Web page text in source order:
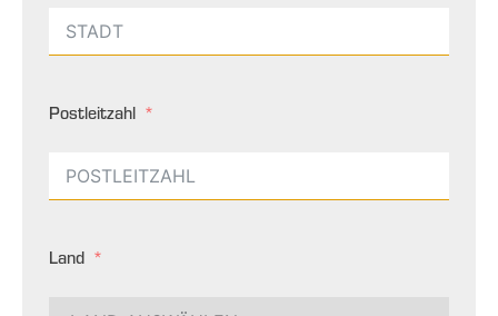
Postleitzahl
Land